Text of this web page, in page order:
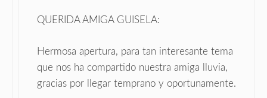
QUERIDA AMIGA GUISELA:
Hermosa apertura, para tan interesante tema
que nos ha compartido nuestra amiga lluvia,
gracias por llegar temprano y oportunamente.